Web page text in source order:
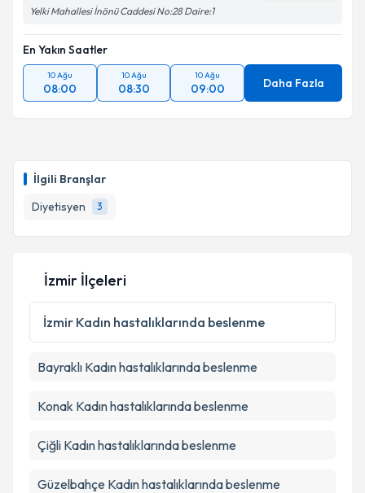
İlgili Branşlar
Diyetisyen
3
Takvim Talebini Gönder
Yelki Mahallesi İnönü Caddesi No:28 Daire:1
En Yakın Saatler
10 Ağu
08:00
10 Ağu
08:30
10 Ağu
09:00 Daha Fazla
İzmir İlçeleri
İzmir Kadın hastalıklarında beslenme
Bayraklı Kadın hastalıklarında beslenme
Konak Kadın hastalıklarında beslenme
Çiğli Kadın hastalıklarında beslenme
Güzelbahçe Kadın hastalıklarında beslenme